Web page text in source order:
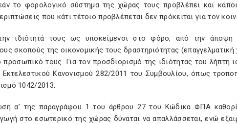
το φορολογικό σύστημα της χώρας τους προβλέπει και
που κάτι τέτοιο προβλέπεται δεν πρόκειται για τον
ιδιότητά τους ως υποκείμενοι στο φόρο, από την άποψη
σκοπούς της οικονομικής τους δραστηριότητας (επαγγελματική
τους. Για τον προσδιορισμό της ιδιότητας του λήπτη
Κανονισμού 282/2011 του Συμβουλίου, όπως
1042/2013.
α’ της παραγράφου 1 του άρθρου 27 του Κώδικα ΦΠΑ
στο εσωτερικό της χώρας δύναται να απαλλάσσεται, ενώ